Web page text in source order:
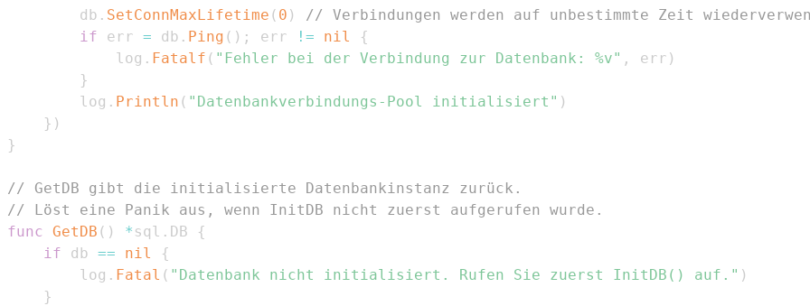
		db
. SetConnMaxLifetime ( 0 )
// Verbindungen werden auf unbestimmte Zeit
if err = db . Ping ( ) ; err != nil
{
			log
. Fatalf ( "Fehler bei der Verbindung zur Datenbank: %v" , err )
}
		log
. Println ( "Datenbankverbindungs-Pool initialisiert" )
} )
}
// GetDB gibt die initialisierte Datenbankinstanz zurück.
// Löst eine Panik aus, wenn InitDB nicht zuerst aufgerufen wurde.
func GetDB ( ) * sql . DB
{
if db == nil
{
		log
. Fatal ( "Datenbank nicht initialisiert. Rufen Sie zuerst InitDB() auf." )
}